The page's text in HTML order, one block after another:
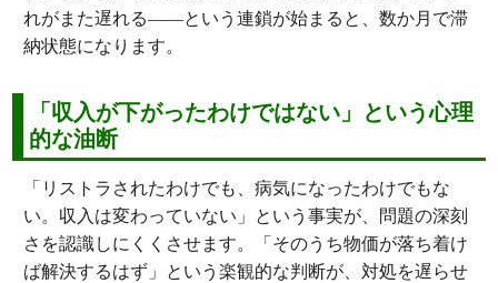
れがまた遅れる——という連鎖が始まると、数か月で滞
納状態になります。
「収入が下がったわけではない」という心理
的な油断
「リストラされたわけでも、病気になったわけでもな
い。収入は変わっていない」という事実が、問題の深刻
さを認識しにくくさせます。「そのうち物価が落ち着け
ば解決するはず」という楽観的な判断が、対処を遅らせ